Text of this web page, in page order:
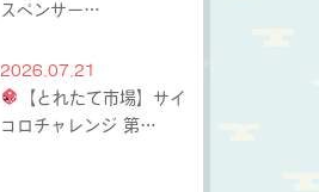
スペンサー…
2026.07.21
【とれたて市場】サイ
コロチャレンジ 第…